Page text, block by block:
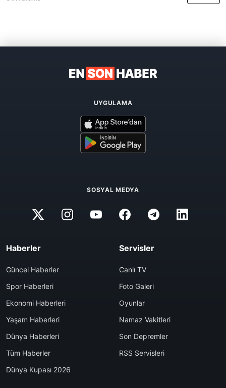
UYGULAMA
SOSYAL MEDYA
Haberler
Güncel Haberler
Spor Haberleri
Ekonomi Haberleri
Yaşam Haberleri
Dünya Haberleri
Tüm Haberler
Dünya Kupası 2026
Servisler
Canlı TV
Foto Galeri
Oyunlar
Namaz Vakitleri
Son Depremler
RSS Servisleri